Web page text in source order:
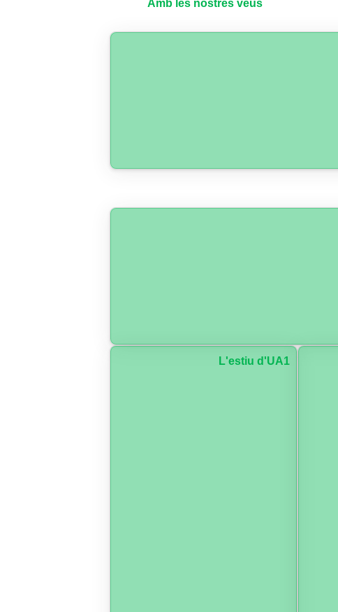
Amb les nostres veus
L'estiu d'UA1